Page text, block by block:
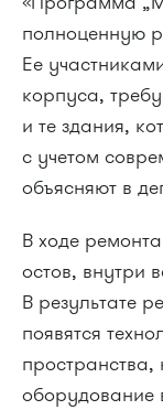
полноценную
Ее
корпуса,
и те здания,
с учетом
объясняют в
В ходе
остов, внутри
В результате
появятся
оборудование